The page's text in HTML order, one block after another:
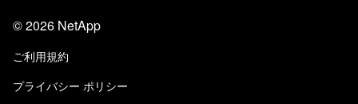
知識の習得
Trust Center
責任と持続可能性
品質に関する認定
ブログ
カスタマー エクスペリエンス
ユーザ事例
当サイトに関するフィードバック
アクセシビリティ
Eメールの登録
©2026 NetApp
ご利用規約
プライバシー ポリシー